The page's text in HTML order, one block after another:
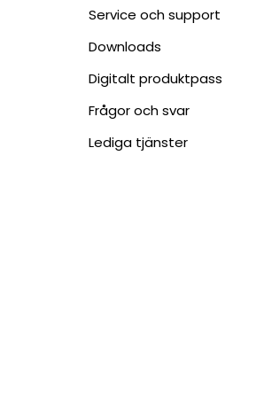
Service och support
Downloads
Digitalt produktpass
Frågor och svar
Lediga tjänster